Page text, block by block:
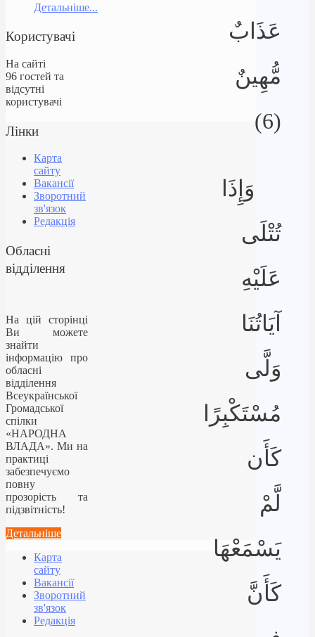
عَذَابٌ
مُّهِينٌ
(6)
وَإِذَا
تُتْلَى
عَلَيْهِ
آيَاتُنَا
وَلَّى
مُسْتَكْبِرًا
كَأَن
لَّمْ
يَسْمَعْهَا
كَأَنَّ
Детальніше...
Користувачі
На сайті
96 гостей та
відсутні
користувачі
Лінки
Карта
сайту
Вакансії
Зворотний
зв'язок
Редакція
Обласні
відділення
На цій сторінці
Ви можете
знайти
інформацію про
обласні
відділення
Всеукраїнської
Громадської
спілки
«НАРОДНА
ВЛАДА». Ми на
практиці
забезпечуємо
повну
прозорість та
підзвітність!
Детальніше
Карта
сайту
Вакансії
Зворотний
зв'язок
Редакція